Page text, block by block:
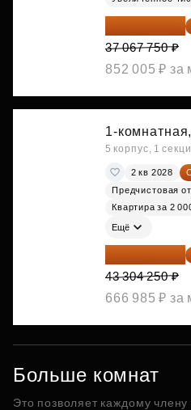
28 542 168 ₽
37 067 750 ₽
852 005 ₽ за
1-комнатная,
5 корпус, 1
2 кв 2028
Предчистовая
Квартира за 2
Ещё
29 013 848 ₽
43 304 250 ₽
666 985 ₽ за
Больше комнат
Это позволяет каждому